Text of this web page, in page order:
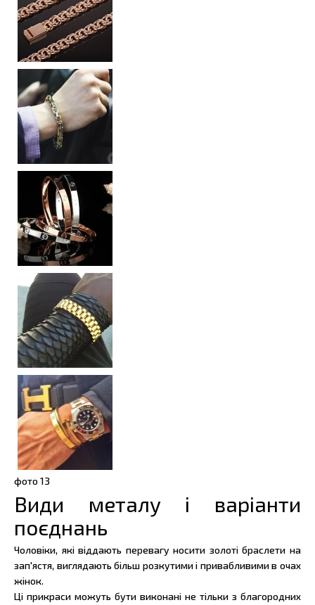
фото 13
Види металу і варіанти
поєднань
Чоловіки, які віддають перевагу носити золоті браслети на
зап'ястя, виглядають більш розкутими і привабливими в очах
жінок.
Ці прикраси можуть бути виконані не тільки з благородних